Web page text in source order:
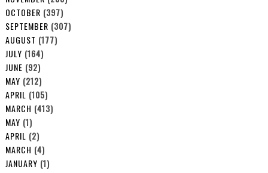
OCTOBER (397)
SEPTEMBER (307)
AUGUST (177)
JULY (164)
JUNE (92)
MAY (212)
APRIL (105)
MARCH (413)
MAY (1)
APRIL (2)
MARCH (4)
JANUARY (1)